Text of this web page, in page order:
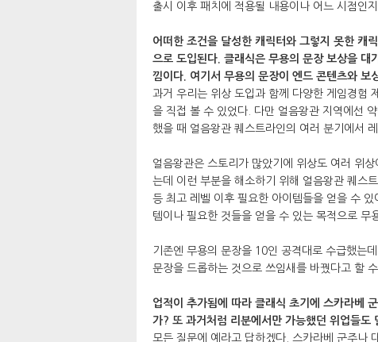
출시 이후 패치에 적용될 내용이나 어느 시점인
어떠한 조건을 달성한 캐릭터와 그렇지 못한 캐
으로 도입된다. 클래식은 무용의 문장 보상을 대
낌이다. 여기서 무용의 문장이 엔드 콘텐츠와 보
과거 우리는 위상 도입과 함께 다양한 게임경험
을 직접 볼 수 있었다. 다만 얼음왕관 지역에선
했을 때 얼음왕관 퀘스트라인의 여러 분기에서
얼음왕관은 스토리가 많았기에 위상도 여러 위
는데 이런 부분을 해소하기 위해 얼음왕관 퀘스
등 최고 레벨 이후 필요한 아이템들을 얻을 수
템이나 필요한 것들을 얻을 수 있는 목적으로 무
기존엔 무용의 문장을 10인 공격대로 수급했는
문장을 드롭하는 것으로 쓰임새를 바꿨다고 할 수
업적이 추가됨에 따라 클래식 초기에 스카라베
가? 또 과거처럼 리분에서만 가능했던 위업들도
모든 질문에 예라고 답하겠다. 스카라베 군주나